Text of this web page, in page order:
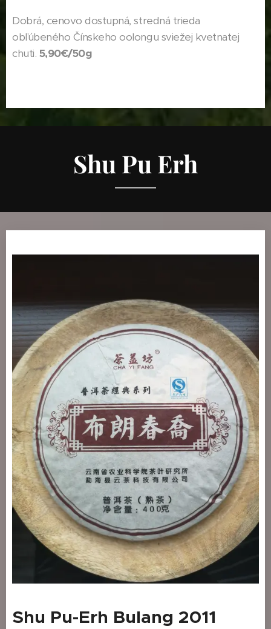
Dobrá, cenovo dostupná, stredná trieda
obľúbeného Čínskeho oolongu sviežej kvetnatej
chuti. 5,90€/50g
Shu Pu Erh
Shu Pu-Erh Bulang 2011